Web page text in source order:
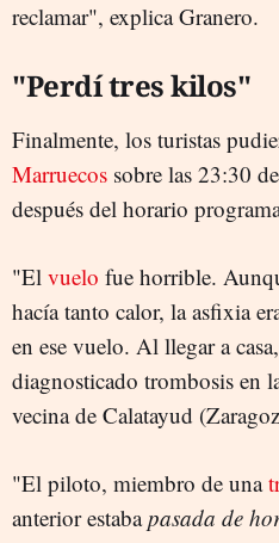
reclamar", explica Granero.
"Perdí tres kilos"
Finalmente, los turistas
Marruecos sobre las 23:30
después del horario
"El vuelo fue horrible.
hacía tanto calor, la asfixia
en ese vuelo. Al llegar a
diagnosticado trombosis en
vecina de Calatayud
"El piloto, miembro de una
anterior estabapasada de